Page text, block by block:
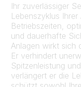
Ihr zuverlässiger
Lebenszyklus
Betriebszeiten,
und dauerhafte
Anlagen wirkt sich
Er verhindert
Spitzenleistung
verlängert er die